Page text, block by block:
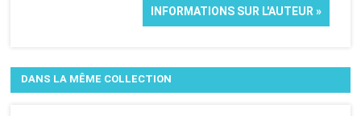
INFORMATIONS SUR L'AUTEUR »
DANS LA MÊME COLLECTION